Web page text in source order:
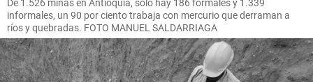
De 1.526 minas en Antioquia, solo hay 186 formales y 1.339
informales, un 90 por ciento trabaja con mercurio que derraman a
ríos y quebradas. FOTO MANUEL SALDARRIAGA